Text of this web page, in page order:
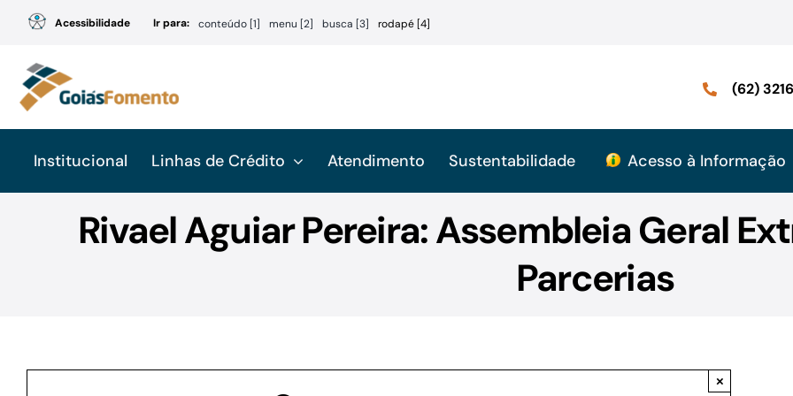
conteúdo
Acessibilidade Ir para: conteúdo [1] menu [2] busca [3] rodapé [4]
(62)
Institucional Linhas de Crédito Atendimento Sustentabilidade Acesso à Informação
Rivael Aguiar Pereira: Assembleia Geral
Parcerias
×